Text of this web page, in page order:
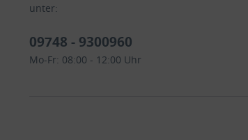
unter:
09748 - 9300960
Mo-Fr: 08:00 - 12:00 Uhr